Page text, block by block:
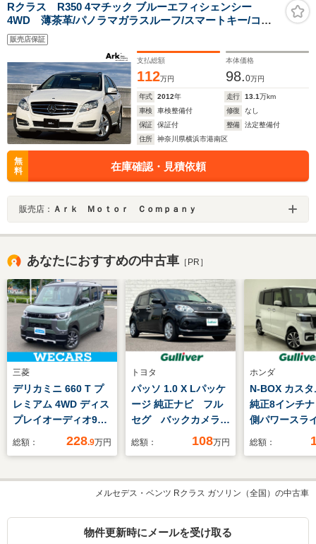
Rクラス R350 4マチック ブルーエフィシェンシー
4WD 薄茶革/パノラマガラスルーフ/スマートキー/コー
ナーセンサー/バックカメラ/3列シート/電動シート/デュア
ルAC/TV/DVD/MSV/シートヒーター/クルーズコントロー
ル/ETC
販売店保証
支払総額
112万円
本体価格
98.0万円
年式 2012年 走行 13.1万km
車検
車検整備付 修復
なし
保証
保証付 整備
法定整備付
住所
神奈川県横浜市港南区
無
料
在庫確認・見積依頼
販売店： Ａｒｋ Ｍｏｔｏｒ Ｃｏｍｐａｎｙ
あなたにおすすめの中古車 ［PR］
三菱
デリカミニ 660 T プ
レミアム 4WD ディス
プレイオーディオ9イ
ンチ/デジタルインナ
スライドドア/シート
ヒーター 前席/マルチ
車線逸脱防止支援シス
総額： 228.9万円
トヨタ
パッソ 1.0 X Lパッケ
ージ 純正ナビ フル
セグ バックカメラ
Bluetooth ETC ベ
チックハイビーム 純
正フロアマット プッ
トキー アイドリング
総額： 108万円
ホンダ
N-BOX カス
純正8インチ
側パワースラ
ルセグTV
チップアッ
ホンダセンシ
総額：
メルセデス・ベンツ Rクラス ガソリン（全国）の中古車
物件更新時にメールを受け取る